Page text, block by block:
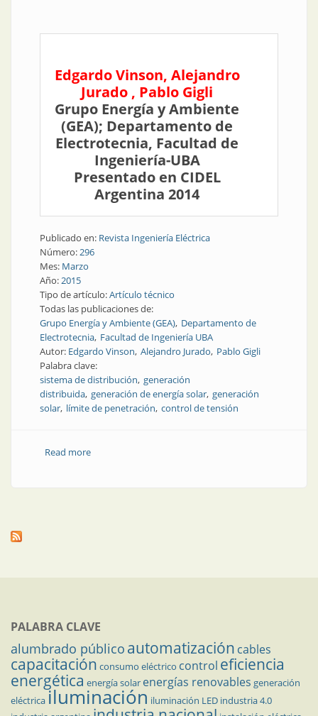
Edgardo Vinson, Alejandro
Jurado , Pablo Gigli
Grupo Energía y Ambiente
(GEA); Departamento de
Electrotecnia, Facultad de
Ingeniería-UBA
Presentado en CIDEL
Argentina 2014
Publicado en: Revista Ingeniería Eléctrica
Número:296
Mes: Marzo
Año:2015
Tipo de artículo:Artículo técnico
Todas las publicaciones de:
Grupo Energía y Ambiente (GEA) Departamento de
Electrotecnia Facultad de Ingeniería UBA
Autor: Edgardo Vinson Alejandro Jurado Pablo Gigli
Palabra clave:
sistema de distribución generación
distribuida generación de energía solar generación
solar límite de penetración control de tensión
Read moreabout Revista Electrotécnica | Estudio de un sistema
PALABRA CLAVE
alumbrado público automatización cables
capacitación consumo eléctrico control eficiencia
energética energía solar energías renovables generación
eléctricailuminación iluminación LED industria 4.0